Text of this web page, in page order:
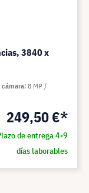
3840 x
249,50 €*
de entrega 4-9
días laborables
cámara 8 MP